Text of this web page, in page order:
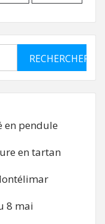
en pendule
en tartan
8 mai